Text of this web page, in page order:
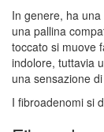
In genere, ha
una pallina
toccato si muove
indolore, tuttavia
una sensazione
I fibroadenomi si